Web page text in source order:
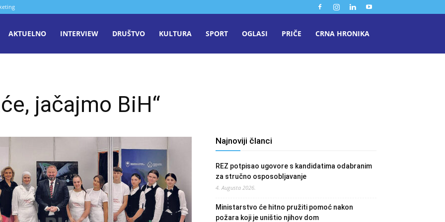
AKTUELNO INTERVIEW DRUŠTVO KULTURA SPORT OGLASI PRIČE CRNA HRONIKA
jačajmo BiH“
Najnoviji članci
REZ potpisao ugovore s kandidatima odabranim
za stručno osposobljavanje
4. Augusta 2026.
Ministarstvo će hitno pružiti pomoć nakon
požara koji je uništio njihov dom